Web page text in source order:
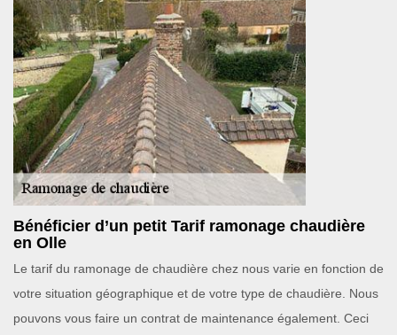
Bénéficier d’un petit Tarif ramonage chaudière
en Olle
Le tarif du ramonage de chaudière chez nous varie en fonction de
votre situation géographique et de votre type de chaudière. Nous
pouvons vous faire un contrat de maintenance également. Ceci